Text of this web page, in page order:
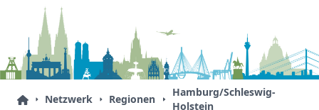
Netzwerk Regionen
Hamburg/Schleswig-
Holstein